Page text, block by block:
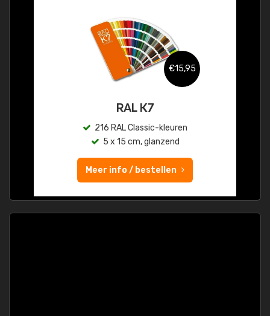
€15,95
RAL K7
216 RAL Classic-kleuren
5 x 15 cm, glanzend
Meer info / bestellen